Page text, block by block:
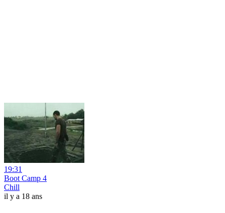
19:31
Boot Camp 4
Chill
il y a 18 ans